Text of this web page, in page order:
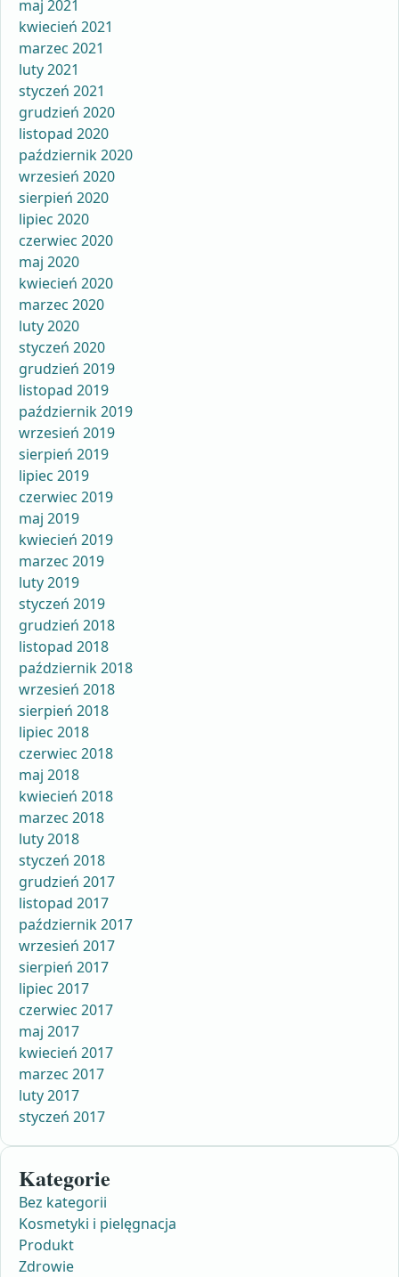
maj 2021
kwiecień 2021
marzec 2021
luty 2021
styczeń 2021
grudzień 2020
listopad 2020
październik 2020
wrzesień 2020
sierpień 2020
lipiec 2020
czerwiec 2020
maj 2020
kwiecień 2020
marzec 2020
luty 2020
styczeń 2020
grudzień 2019
listopad 2019
październik 2019
wrzesień 2019
sierpień 2019
lipiec 2019
czerwiec 2019
maj 2019
kwiecień 2019
marzec 2019
luty 2019
styczeń 2019
grudzień 2018
listopad 2018
październik 2018
wrzesień 2018
sierpień 2018
lipiec 2018
czerwiec 2018
maj 2018
kwiecień 2018
marzec 2018
luty 2018
styczeń 2018
grudzień 2017
listopad 2017
październik 2017
wrzesień 2017
sierpień 2017
lipiec 2017
czerwiec 2017
maj 2017
kwiecień 2017
marzec 2017
luty 2017
styczeń 2017
Kategorie
Bez kategorii
Kosmetyki i pielęgnacja
Produkt
Zdrowie